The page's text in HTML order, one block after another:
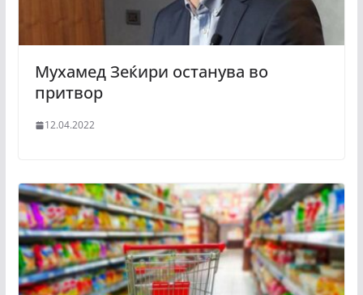
Мухамед Зеќири останува во
притвор
12.04.2022